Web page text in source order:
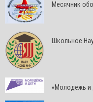
Месячник
Школьное
«Молодежь и